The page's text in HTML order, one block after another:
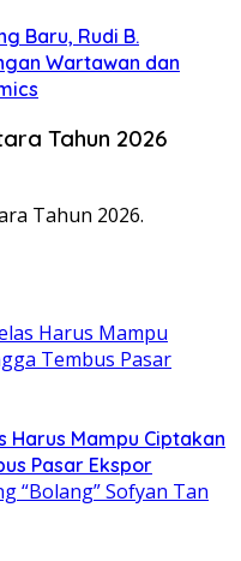
Baru, Rudi B.
Wartawan dan
Tahun 2026
Tahun 2026.
Harus Mampu Ciptakan
Pasar Ekspor